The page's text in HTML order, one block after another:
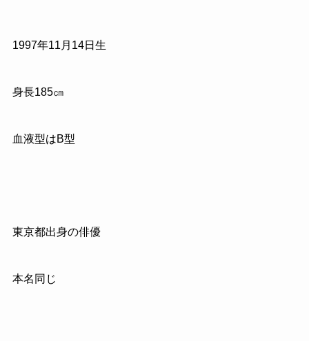
1997年11月14日生
身長185㎝
血液型はB型
東京都出身の俳優
本名同じ